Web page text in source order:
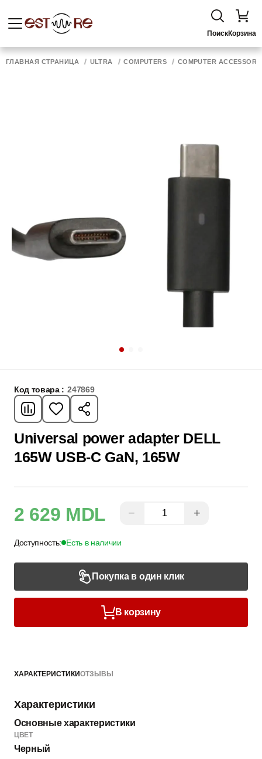
ПоискКорзина
ГЛАВНАЯ СТРАНИЦА ULTRA COMPUTERS COMPUTER
Код товара : 247869
Universal power adapter DELL
165W USB-C GaN, 165W
2 629 MDL − +
Доступность: Есть в наличии
Покупка в один клик
В корзину
ХАРАКТЕРИСТИКИОТЗЫВЫ
Характеристики
Основные характеристики
ЦВЕТ
Черный